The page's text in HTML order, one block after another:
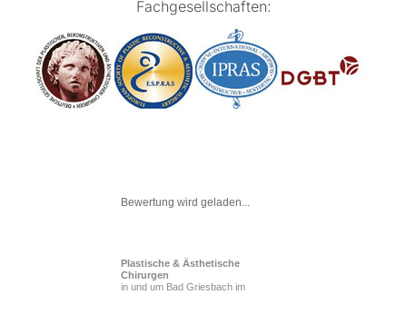
Fachgesellschaften:
Bewertung wird geladen...
Plastische & Ästhetische
Chirurgen
in und um Bad Griesbach im